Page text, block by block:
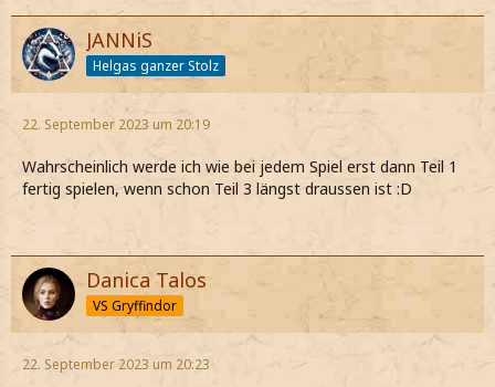
JANNiS
Helgas ganzer Stolz
22. September 2023 um 20:19
Wahrscheinlich werde ich wie bei jedem Spiel erst dann Teil 1
fertig spielen, wenn schon Teil 3 längst draussen ist :D
Danica Talos
VS Gryffindor
22. September 2023 um 20:23